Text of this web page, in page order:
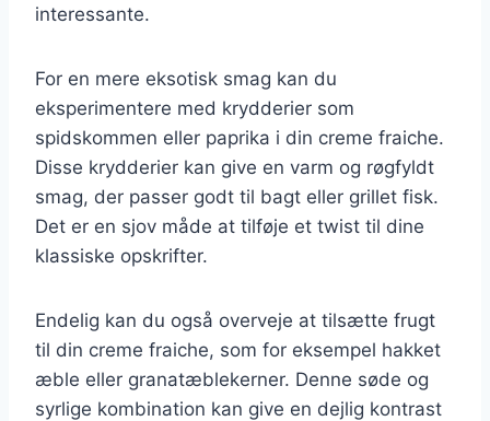
interessante.
For en mere eksotisk smag kan du
eksperimentere med krydderier som
spidskommen eller paprika i din creme fraiche.
Disse krydderier kan give en varm og røgfyldt
smag, der passer godt til bagt eller grillet fisk.
Det er en sjov måde at tilføje et twist til dine
klassiske opskrifter.
Endelig kan du også overveje at tilsætte frugt
til din creme fraiche, som for eksempel hakket
æble eller granatæblekerner. Denne søde og
syrlige kombination kan give en dejlig kontrast